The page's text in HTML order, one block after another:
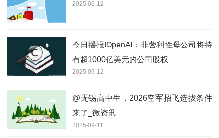
2025-09-12
今日播报!OpenAI：非营利性母公司将持
有超1000亿美元的公司股权
2025-09-12
@无锡高中生，2026空军招飞选拔条件
来了_微资讯
2025-09-11